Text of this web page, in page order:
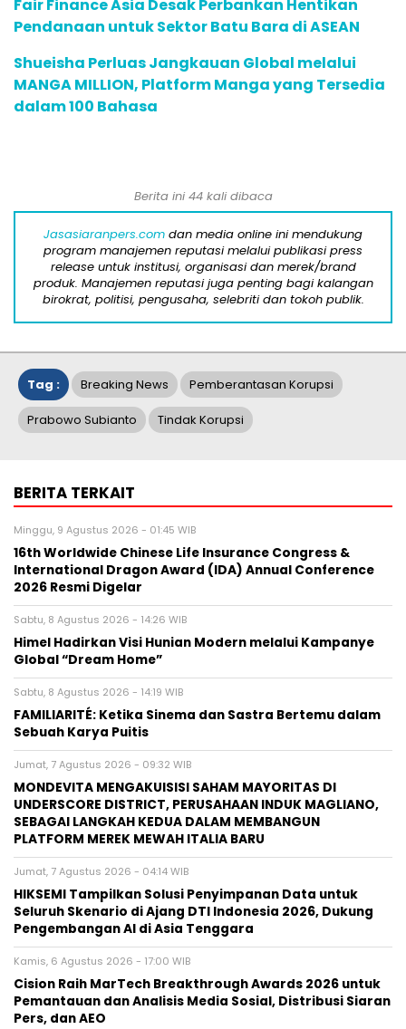
Fair Finance Asia Desak Perbankan Hentikan
Pendanaan untuk Sektor Batu Bara di ASEAN
Shueisha Perluas Jangkauan Global melalui
MANGA MILLION, Platform Manga yang Tersedia
dalam 100 Bahasa
Berita ini 44 kali dibaca
Jasasiaranpers.com dan media online ini mendukung
program manajemen reputasi melalui publikasi press
release untuk institusi, organisasi dan merek/brand
produk. Manajemen reputasi juga penting bagi kalangan
birokrat, politisi, pengusaha, selebriti dan tokoh publik.
Tag : Breaking News Pemberantasan Korupsi
Prabowo Subianto Tindak Korupsi
BERITA TERKAIT
Minggu, 9 Agustus 2026 - 01:45 WIB
16th Worldwide Chinese Life Insurance Congress &
International Dragon Award (IDA) Annual Conference
2026 Resmi Digelar
Sabtu, 8 Agustus 2026 - 14:26 WIB
Himel Hadirkan Visi Hunian Modern melalui Kampanye
Global “Dream Home”
Sabtu, 8 Agustus 2026 - 14:19 WIB
FAMILIARITÉ: Ketika Sinema dan Sastra Bertemu dalam
Sebuah Karya Puitis
Jumat, 7 Agustus 2026 - 09:32 WIB
MONDEVITA MENGAKUISISI SAHAM MAYORITAS DI
UNDERSCORE DISTRICT, PERUSAHAAN INDUK MAGLIANO,
SEBAGAI LANGKAH KEDUA DALAM MEMBANGUN
PLATFORM MEREK MEWAH ITALIA BARU
Jumat, 7 Agustus 2026 - 04:14 WIB
HIKSEMI Tampilkan Solusi Penyimpanan Data untuk
Seluruh Skenario di Ajang DTI Indonesia 2026, Dukung
Pengembangan AI di Asia Tenggara
Kamis, 6 Agustus 2026 - 17:00 WIB
Cision Raih MarTech Breakthrough Awards 2026 untuk
Pemantauan dan Analisis Media Sosial, Distribusi Siaran
Pers, dan AEO